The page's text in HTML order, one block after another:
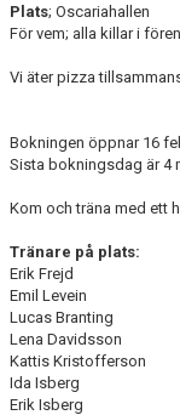
OM FÖRENINGEN
KONTAKT
Plats; Oscariahallen
För vem; alla killar i
Vi äter pizza
Bokningen öppnar 16
Sista bokningsdag är 4
Kom och träna med ett
Tränare på plats:
Erik Frejd
Emil Levein
Lucas Branting
Lena Davidsson
Kattis Kristofferson
Ida Isberg
Erik Isberg